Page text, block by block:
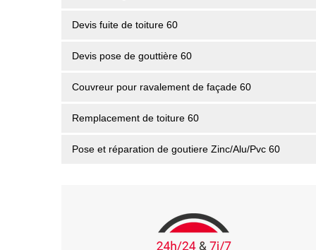
Devis fuite de toiture 60
Devis pose de gouttière 60
Couvreur pour ravalement de façade 60
Remplacement de toiture 60
Pose et réparation de goutiere Zinc/Alu/Pvc 60